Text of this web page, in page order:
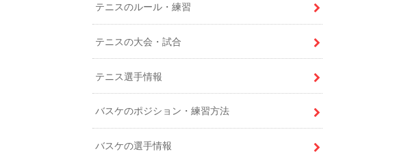
テニスのルール・練習
テニスの大会・試合
テニス選手情報
バスケのポジション・練習方法
バスケの選手情報